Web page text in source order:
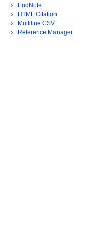
EndNote
HTML Citation
Multiline CSV
Reference Manager